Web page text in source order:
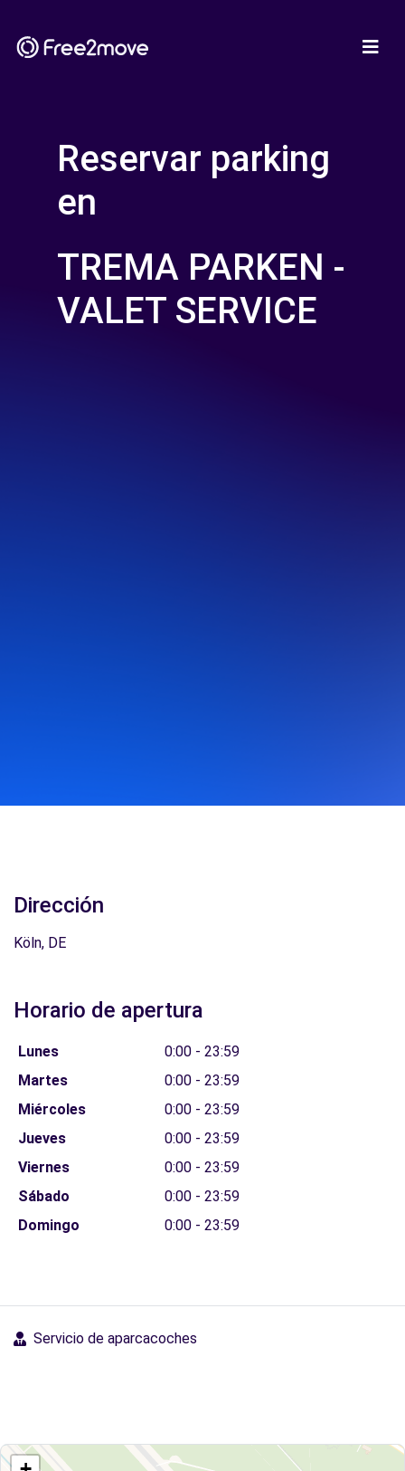
Reservar parking
en
TREMA PARKEN -
VALET SERVICE
Dirección
Köln, DE
Horario de apertura
Lunes
0:00 - 23:59
Martes
0:00 - 23:59
Miércoles
0:00 - 23:59
Jueves
0:00 - 23:59
Viernes
0:00 - 23:59
Sábado
0:00 - 23:59
Domingo
0:00 - 23:59
Servicio de aparcacoches